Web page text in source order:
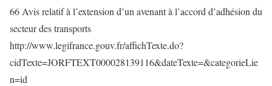
66 Avis relatif à l’extension d’un avenant à l’accord d’adhésion du
secteur des transports
http://www.legifrance.gouv.fr/affichTexte.do?
cidTexte=JORFTEXT000028139116&dateTexte=&categorieLie
n=id